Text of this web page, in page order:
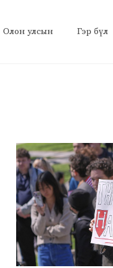
Олон улсын Гэр бүл